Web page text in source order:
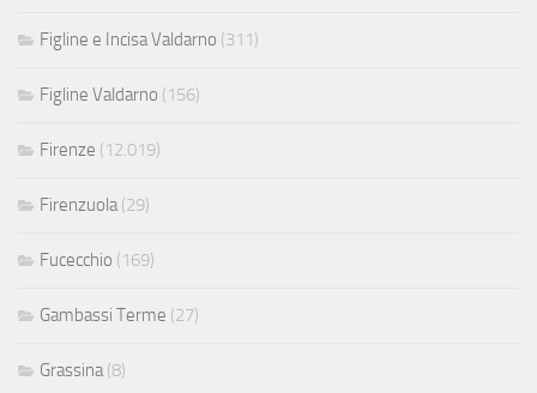
Figline e Incisa Valdarno (311)
Figline Valdarno (156)
Firenze (12.019)
Firenzuola(29)
Fucecchio (169)
Gambassi Terme (27)
Grassina(8)